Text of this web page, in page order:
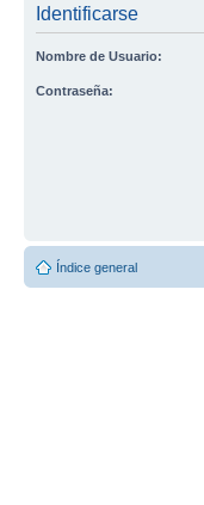
Identificarse
Nombre de Usuario:
Contraseña:
Índice general